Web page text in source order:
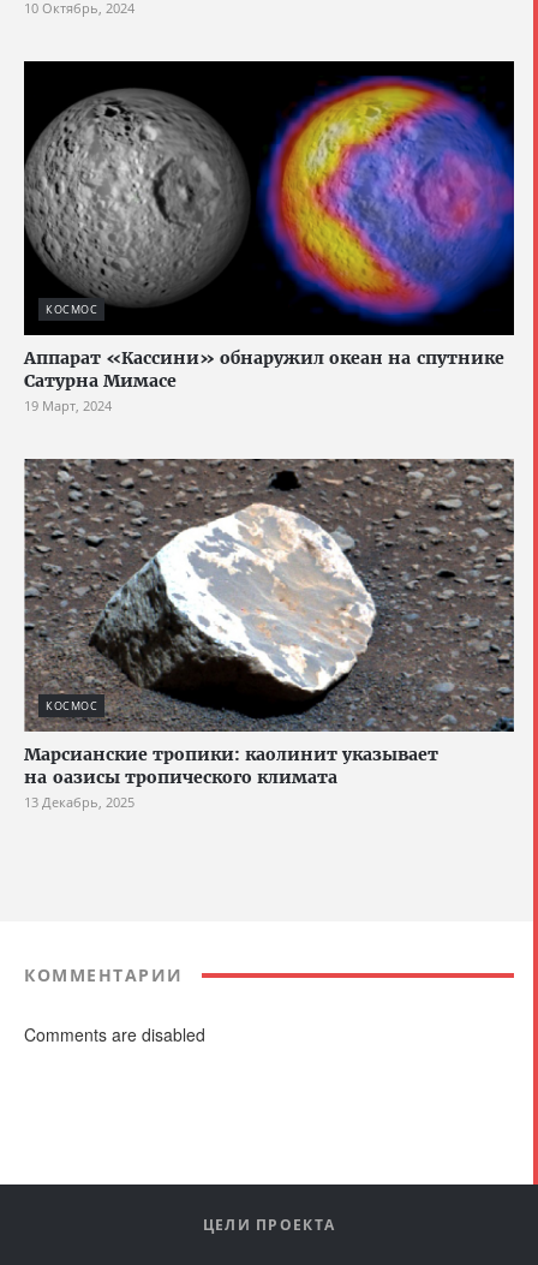
10 Октябрь, 2024
КОСМОС
Аппарат «Кассини» обнаружил океан на спутнике
Сатурна Мимасе
19 Март, 2024
КОСМОС
Марсианские тропики: каолинит указывает
на оазисы тропического климата
13 Декабрь, 2025
КОММЕНТАРИИ
Comments are disabled
ЦЕЛИ ПРОЕКТА